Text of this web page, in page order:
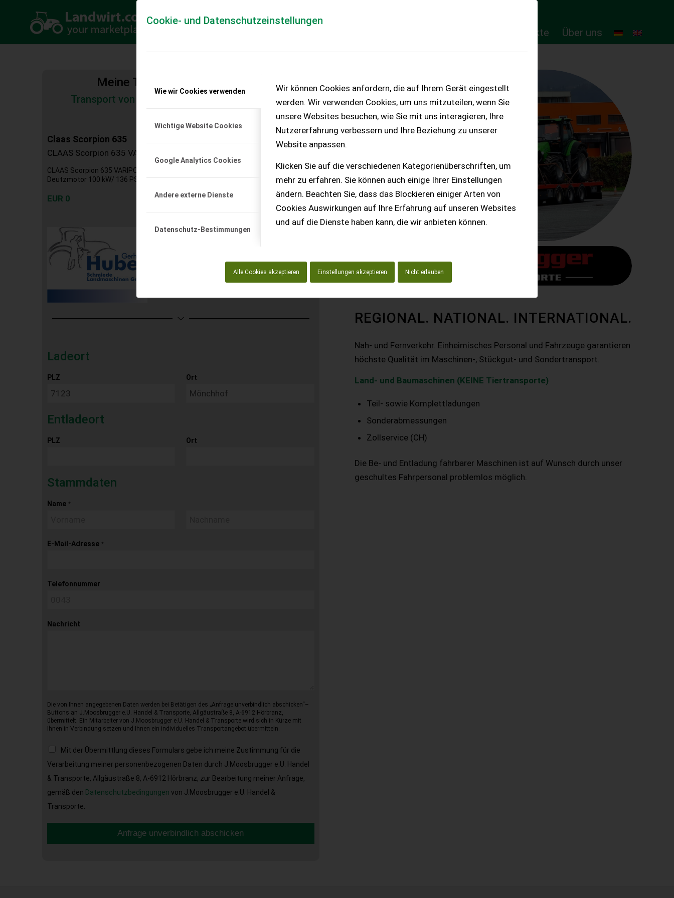
Cookie- und Datenschutzeinstellungen
Wie wir Cookies verwenden
Wichtige Website Cookies
Google Analytics Cookies
Andere externe Dienste
Datenschutz-Bestimmungen
Wir können Cookies anfordern, die auf Ihrem Gerät eingestellt
werden. Wir verwenden Cookies, um uns mitzuteilen, wenn Sie
unsere Websites besuchen, wie Sie mit uns interagieren, Ihre
Nutzererfahrung verbessern und Ihre Beziehung zu unserer
Website anpassen.
Klicken Sie auf die verschiedenen Kategorienüberschriften, um
mehr zu erfahren. Sie können auch einige Ihrer Einstellungen
ändern. Beachten Sie, dass das Blockieren einiger Arten von
Cookies Auswirkungen auf Ihre Erfahrung auf unseren Websites
und auf die Dienste haben kann, die wir anbieten können.
Alle Cookies akzeptieren Einstellungen akzeptieren Nicht erlauben
Online-Produkte Über uns
Meine Transportkostenanfrage
Transport von Land- und Baumaschinen – KEINE
Claas Scorpion 635
CLAAS Scorpion 635 VARIPOWER - Stage V
CLAAS Scorpion 635 VARIPOWER - Stage V 6,13 m Hubhöhe, 3.500 kg Hubkraft
Deutzmotor 100 kW/ 136 PS Druckluftbremsanlage, 2-Leiter Schnellwechselpl...
EUR 0
Ladeort
PLZ Ort
Entladeort
PLZ Ort
Stammdaten
Name *
E-Mail-Adresse *
Telefonnummer
Nachricht
Die von Ihnen angegebenen Daten werden bei Betätigen des „Anfrage unverbindlich abschicken“–
Buttons an J.Moosbrugger e.U. Handel & Transporte, Allgäustraße 8, A-6912 Hörbranz,
übermittelt. Ein Mitarbeiter von J.Moosbrugger e.U. Handel & Transporte wird sich in Kürze mit
Ihnen in Verbindung setzen und Ihnen ein individuelles Transportangebot übermitteln.
Mit der Übermittlung dieses Formulars gebe ich meine Zustimmung für die
Verarbeitung meiner personenbezogenen Daten durch J.Moosbrugger e.U. Handel
& Transporte, Allgäustraße 8, A-6912 Hörbranz, zur Bearbeitung meiner Anfrage,
gemäß den Datenschutzbedingungen von J.Moosbrugger e.U. Handel &
Transporte.
Anfrage unverbindlich abschicken
REGIONAL. NATIONAL. INTERNATIONAL.
Nah- und Fernverkehr. Einheimisches Personal und Fahrzeuge garantieren
höchste Qualität im Maschinen-, Stückgut- und Sondertransport.
Land- und Baumaschinen (KEINE Tiertransporte)
Teil- sowie Komplettladungen
Sonderabmessungen
Zollservice (CH)
Die Be- und Entladung fahrbarer Maschinen ist auf Wunsch durch unser
geschultes Fahrpersonal problemlos möglich.